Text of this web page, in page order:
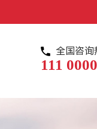
全国咨询
111